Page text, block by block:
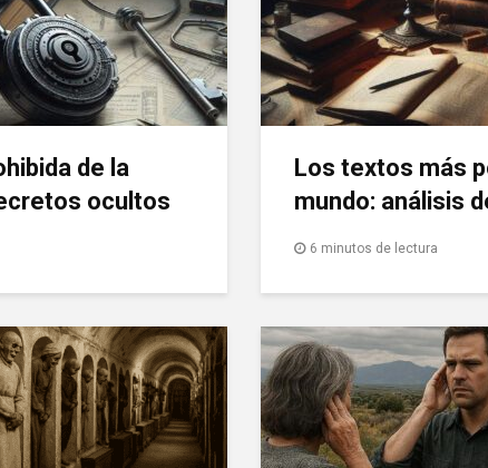
de la
ocultos
Los textos más
mundo: análisis
6 minutos de lectura